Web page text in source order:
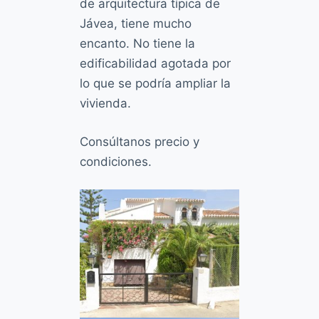
de arquitectura típica de
Jávea, tiene mucho
encanto. No tiene la
edificabilidad agotada por
lo que se podría ampliar la
vivienda.
Consúltanos precio y
condiciones.